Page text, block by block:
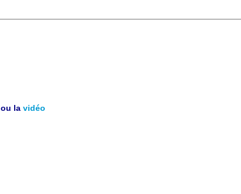
ou la vidéo